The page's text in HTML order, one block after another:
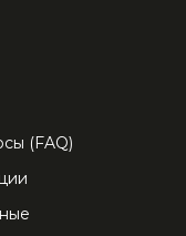
(FAQ)